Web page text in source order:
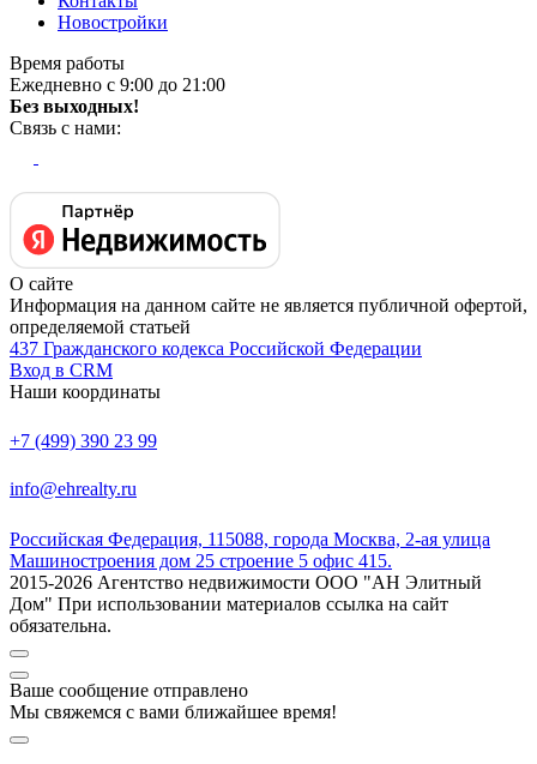
Новостройки
Время работы
Ежедневно с 9:00 до 21:00
Без выходных!
Связь с нами:
О сайте
Информация на данном сайте не является публичной офертой,
определяемой статьей
437 Гражданского кодекса Российской Федерации
Вход в CRM
Наши координаты
+7 (499) 390 23 99
info@ehrealty.ru
Российская Федерация, 115088, города Москва, 2-ая улица
Машиностроения дом 25 строение 5 офис 415.
2015-2026 Агентство недвижимости ООО "АН Элитный
Дом" При использовании материалов ссылка на сайт
обязательна.
Ваше сообщение отправлено
Мы свяжемся с вами ближайшее время!